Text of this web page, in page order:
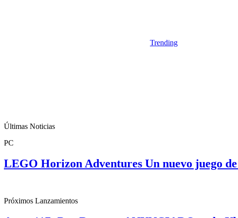
Trending
Últimas Noticias
PC
LEGO Horizon Adventures Un nuevo juego
Próximos Lanzamientos